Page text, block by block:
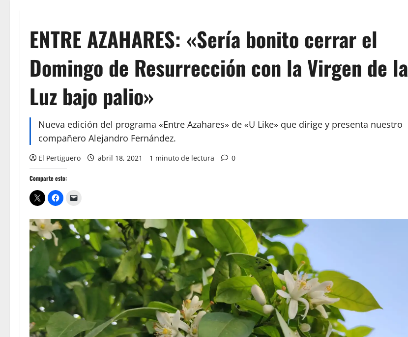
ENTRE AZAHARES: «Sería bonito cerrar el
Domingo de Resurrección con la Virgen de la
Luz bajo palio»
Nueva edición del programa «Entre Azahares» de «U Like» que dirige y presenta nuestro
compañero Alejandro Fernández.
El Pertiguero abril 18, 2021 1 minuto de lectura 0
Comparte esto: